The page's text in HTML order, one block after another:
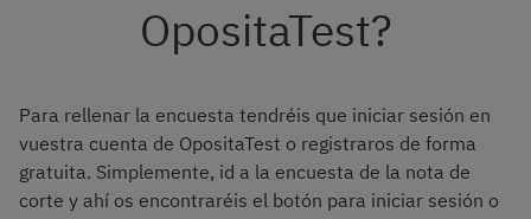
OpositaTest?
Para rellenar la encuesta tendréis que iniciar sesión en
vuestra cuenta de OpositaTest o registraros de forma
gratuita. Simplemente, id a la encuesta de la nota de
corte y ahí os encontraréis el botón para iniciar sesión o